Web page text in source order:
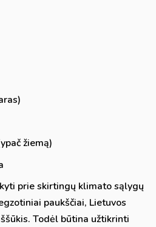
žiemą)
prie skirtingų klimato sąlygų
paukščiai, Lietuvos
Todėl būtina užtikrinti